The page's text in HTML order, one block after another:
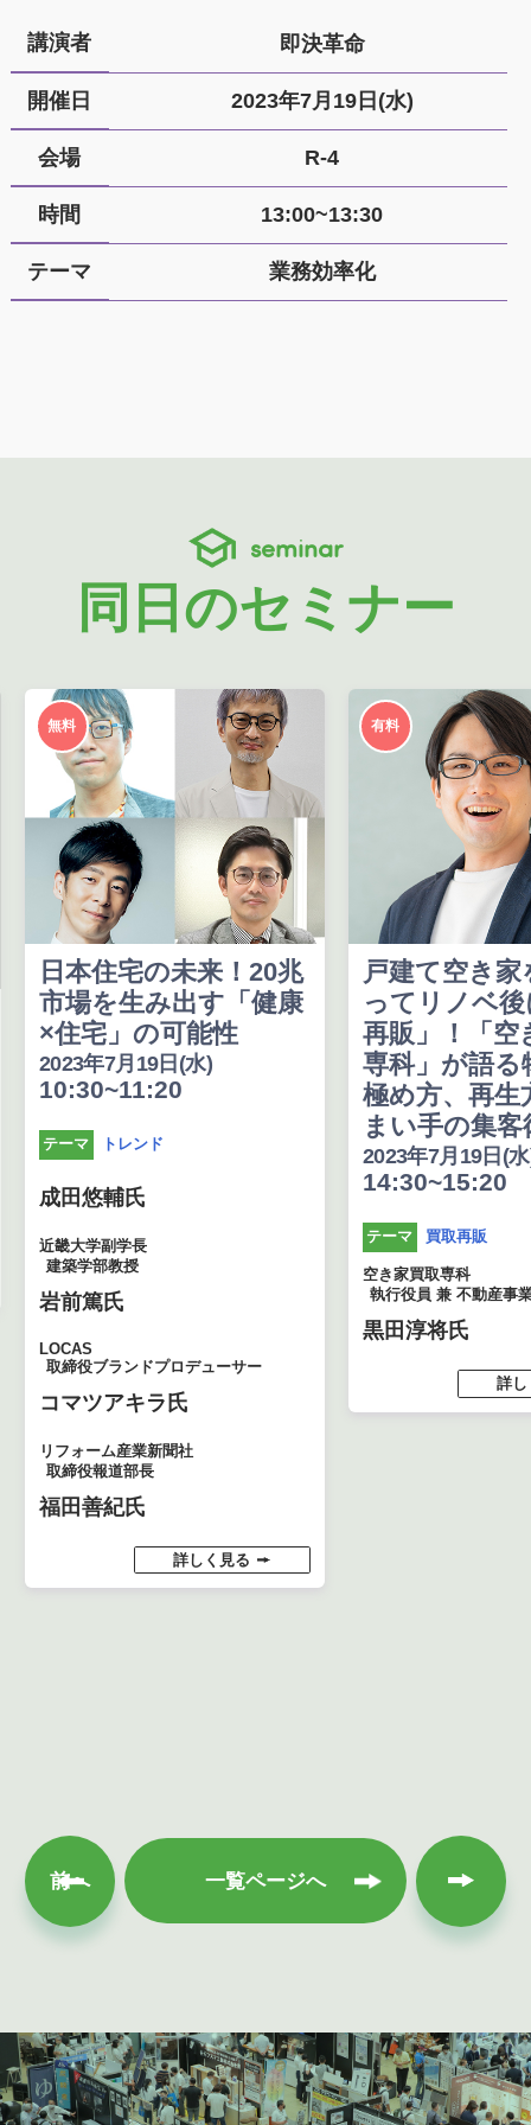
講演者 即決革命
開催日 2023年7月19日(水)
会場 R-4
時間 13:00~13:30
テーマ 業務効率化
seminar
同日のセミナー
無料
日本住宅の未来！20兆
市場を生み出す「健康
×住宅」の可能性
2023年7月19日(水)
10:30~11:20
テーマ トレンド
成田悠輔氏
近畿大学副学長
建築学部教授
岩前篤氏
LOCAS
取締役ブランドプロデューサー
コマツアキラ氏
リフォーム産業新聞社
取締役報道部長
福田善紀氏
詳しく見る
有料
戸建て空き家
ってリノベ
再販」！「空
専科」が語る
極め方、再生
まい手の集
2023年7月19日(
14:30~15:20
テーマ 買取再販
空き家買取専科
執行役員 兼 不動産事
黒田淳将氏
詳
前へ 一覧ページへ
次へ